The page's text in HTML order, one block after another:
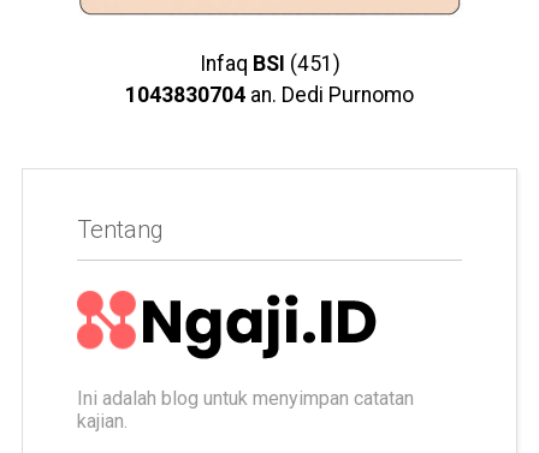
Infaq BSI (451)
1043830704 an. Dedi Purnomo
Tentang
Ini adalah blog untuk menyimpan catatan
kajian.